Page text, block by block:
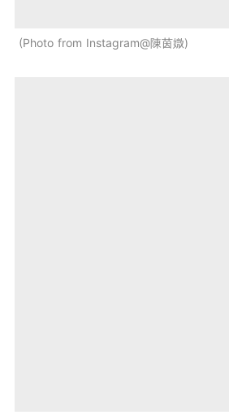
Photo from Instagram@陳茵媺